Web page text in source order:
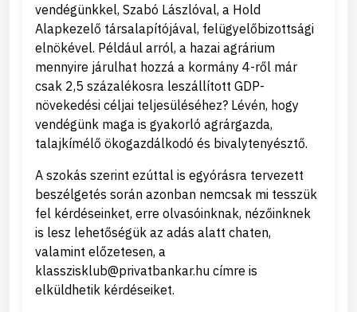
vendégünkkel, Szabó Lászlóval, a Hold
Alapkezelő társalapítójával, felügyelőbizottsági
elnökével. Például arról, a hazai agrárium
mennyire járulhat hozzá a kormány 4-ről már
csak 2,5 százalékosra leszállított GDP-
növekedési céljai teljesüléséhez? Lévén, hogy
vendégünk maga is gyakorló agrárgazda,
talajkímélő ökogazdálkodó és bivalytenyésztő.
A szokás szerint ezúttal is egyórásra tervezett
beszélgetés során azonban nemcsak mi tesszük
fel kérdéseinket, erre olvasóinknak, nézőinknek
is lesz lehetőségük az adás alatt chaten,
valamint előzetesen, a
klasszisklub@privatbankar.hu címre is
elküldhetik kérdéseiket.